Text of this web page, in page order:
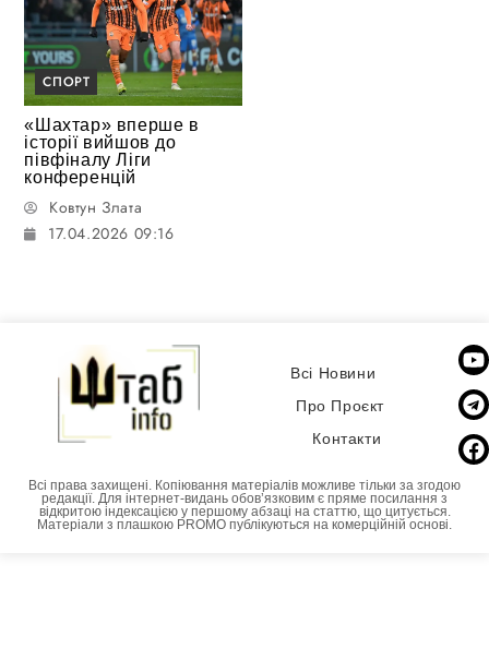
СПОРТ
«Шахтар» вперше в
історії вийшов до
півфіналу Ліги
конференцій
Ковтун Злата
17.04.2026 09:16
Всі Новини
Про Проєкт
Контакти
Всі права захищені. Копіювання матеріалів можливе тільки за згодою
редакції. Для інтернет-видань обовʼязковим є пряме посилання з
відкритою індексацією у першому абзаці на статтю, що цитується.
Матеріали з плашкою PROMO публікуються на комерційній основі.